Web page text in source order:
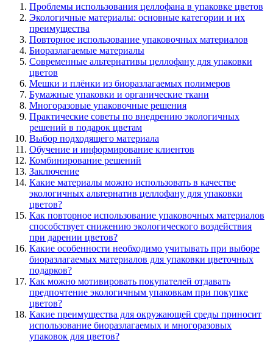
Проблемы использования целлофана в упаковке цветов
Экологичные материалы: основные категории и их
преимущества
Повторное использование упаковочных материалов
Биоразлагаемые материалы
Современные альтернативы целлофану для упаковки
цветов
Мешки и плёнки из биоразлагаемых полимеров
Бумажные упаковки и органические ткани
Многоразовые упаковочные решения
Практические советы по внедрению экологичных
решений в подарок цветам
Выбор подходящего материала
Обучение и информирование клиентов
Комбинирование решений
Заключение
Какие материалы можно использовать в качестве
экологичных альтернатив целлофану для упаковки
цветов?
Как повторное использование упаковочных материалов
способствует снижению экологического воздействия
при дарении цветов?
Какие особенности необходимо учитывать при выборе
биоразлагаемых материалов для упаковки цветочных
подарков?
Как можно мотивировать покупателей отдавать
предпочтение экологичным упаковкам при покупке
цветов?
Какие преимущества для окружающей среды приносит
использование биоразлагаемых и многоразовых
упаковок для цветов?